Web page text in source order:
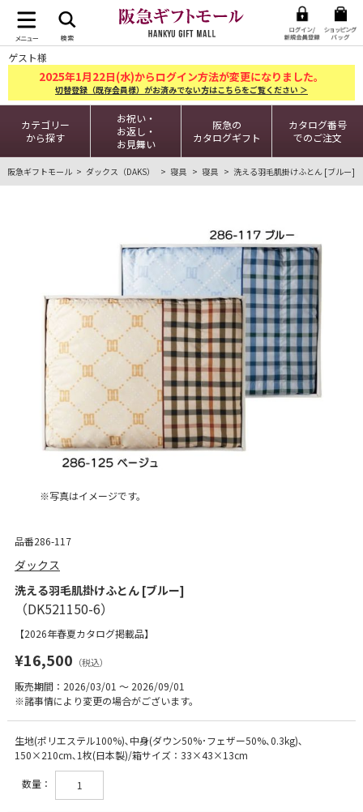
ゲスト様
2025年1月22日(水)からログイン方法が変更になりました。
切替登録（既存会員様）がお済みでない方はこちらをご覧ください ＞
カテゴリー
から探す
お祝い・
お返し・
お見舞い
阪急の
カタログギフト
カタログ番号
でのご注文
阪急ギフトモール ダックス（DAKS） 寝具 寝具 洗える羽毛肌掛けふとん [ブルー]
※写真はイメージです。
品番286-117
ダックス
洗える羽毛肌掛けふとん [ブルー]
【2026年春夏カタログ掲載品】
¥16,500 （税込）
販売期間：2026/03/01 ～ 2026/09/01
※諸事情により変更の場合がございます。
生地(ポリエステル100%)､中身(ダウン50%･フェザー50%､0.3kg)､
150×210cm､1枚(日本製)/箱サイズ：33×43×13cm
数量：